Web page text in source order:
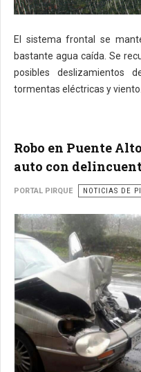
El sistema frontal se
bastante agua caída. Se
posibles deslizamientos
tormentas eléctricas y viento.
Robo en Puente
auto con
PORTAL PIRQUE NOTICIAS DE